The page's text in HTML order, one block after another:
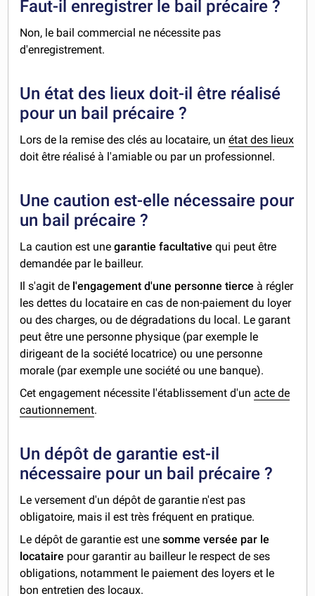
Faut-il enregistrer le bail précaire ?
Non, le bail commercial ne nécessite pas
d'enregistrement.
Un état des lieux doit-il être réalisé
pour un bail précaire ?
Lors de la remise des clés au locataire, unétat des lieux
doit être réalisé à l'amiable ou par un professionnel.
Une caution est-elle nécessaire pour
un bail précaire ?
La caution est unegarantie facultativequi peut être
demandée par le bailleur.
Il s'agit de l'engagement d'une personne tierce à régler
les dettes du locataire en cas de non-paiement du loyer
ou des charges, ou de dégradations du local. Le garant
peut être une personne physique (par exemple le
dirigeant de la société locatrice) ou une personne
morale (par exemple une société ou une banque).
Cet engagement nécessite l'établissement d'un acte de
cautionnement.
Un dépôt de garantie est-il
nécessaire pour un bail précaire ?
Le versement d'un dépôt de garantie n'est pas
obligatoire, mais il est très fréquent en pratique.
Le dépôt de garantie est unesomme versée par le
locataire pour garantir au bailleur le respect de ses
obligations, notamment le paiement des loyers et le
bon entretien des locaux.